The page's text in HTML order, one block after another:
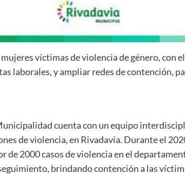
víctimas de violencia de género, con
laborales, y ampliar redes de contención,
cuenta con un equipo
de violencia, en Rivadavia. Durante el
de 2000 casos de violencia en el
brindando contención a las